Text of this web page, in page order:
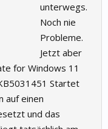
unterwegs.
Noch nie
Probleme.
Jetzt aber
for Windows 11
Startet
auf einen
und das